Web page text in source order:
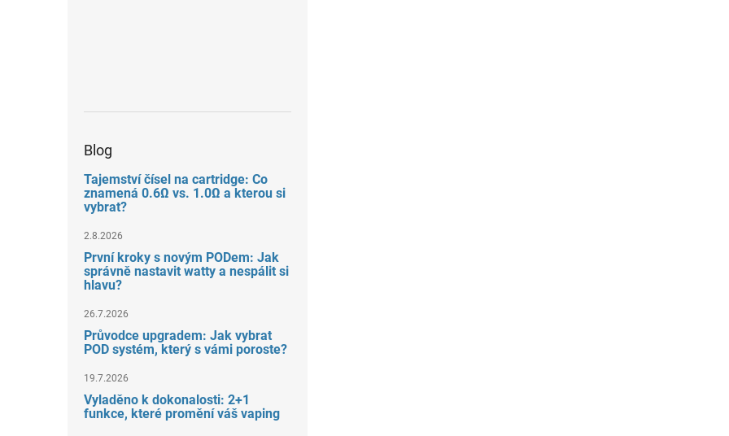
Blog
Tajemství čísel na cartridge: Co
znamená 0.6Ω vs. 1.0Ω a kterou si
vybrat?
2.8.2026
První kroky s novým PODem: Jak
správně nastavit watty a nespálit si
hlavu?
26.7.2026
Průvodce upgradem: Jak vybrat
POD systém, který s vámi poroste?
19.7.2026
Vyladěno k dokonalosti: 2+1
funkce, které promění váš vaping